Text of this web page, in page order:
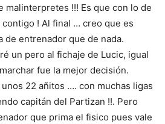
malinterpretes !!! Es que con lo de
contigo ! Al final … creo que es
de entrenador que de nada.
un pero al fichaje de Lucic, igual
fue la mejor decisión.
22 añitos …. con muchas ligas
capitán del Partizan !!. Pero
que prima el fisico pues vale